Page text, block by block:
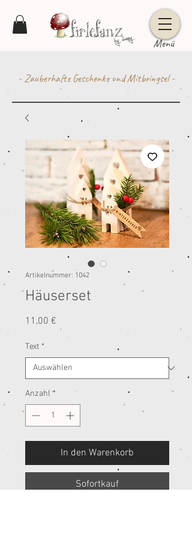
Menü
- Zauberhafte Geschenke und Mitbringsel -
Artikelnummer: 1042
Häuserset
11,00 €
Text *
Anzahl *
In den Warenkorb
Sofortkauf